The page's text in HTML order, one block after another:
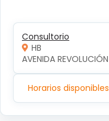
Consultorio
HB
AVENIDA REVOLUCIÓN
Horarios disponibles